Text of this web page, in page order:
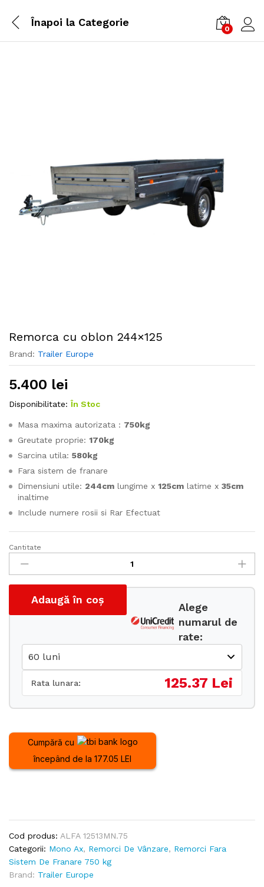
Înapoi laCategorie
0
Remorca cu oblon 244×125
Brand: Trailer Europe
5.400 lei
Disponibilitate: În Stoc
Masa maxima autorizata : 750kg
Greutate proprie: 170kg
Sarcina utila: 580kg
Fara sistem de franare
Dimensiuni utile: 244cm lungime x 125cm latime x 35cm
inaltime
Include numere rosii si Rar Efectuat
Remorca
oblon
244x125
cantitate
Cantitate
Adaugă în coș
Alege
numarul de
rate:
Rata lunara: 125.37 Lei
Cumpără cu
începând de la 177.05 LEI
Cod produs: ALFA 12513MN.75
Categorii: Mono Ax, Remorci De Vânzare, Remorci Fara
Sistem De Franare 750 kg
Brand: Trailer Europe